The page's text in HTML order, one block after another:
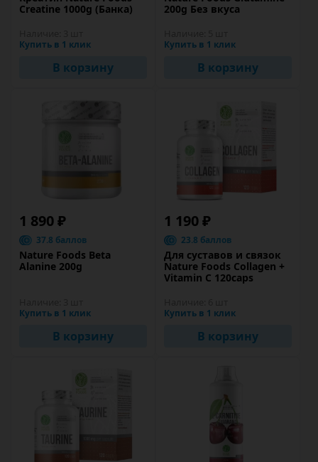
Creatine 1000g (Банка)
Купить в 1 клик
В корзину
200g Без вкуса
Купить в 1 клик
В корзину
1 890 ₽
37.8 баллов
Nature Foods Beta
Alanine 200g
Купить в 1 клик
В корзину
1 190 ₽
23.8 баллов
Для суставов и связок
Nature Foods Collagen +
Vitamin C 120caps
Купить в 1 клик
В корзину